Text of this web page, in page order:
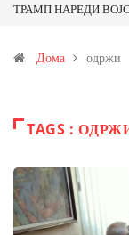
ТРАМП НАРЕДИ
Иловица и со
Дома одржи
TAGS :